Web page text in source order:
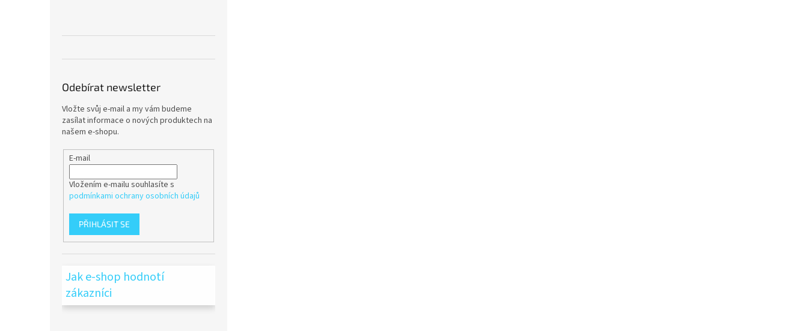
Odebírat newsletter
Vložte svůj e-mail a my vám budeme
zasílat informace o nových produktech na
našem e-shopu.
E-mail
Vložením e-mailu souhlasíte s
podmínkami ochrany osobních údajů
PŘIHLÁSIT SE
Jak e-shop hodnotí
zákazníci